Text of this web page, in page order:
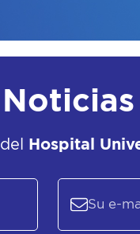
Noticias
del Hospital